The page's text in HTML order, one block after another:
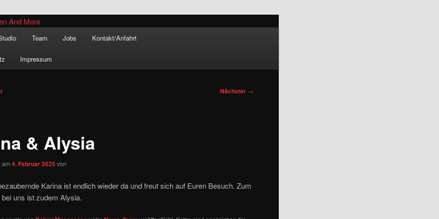
Massagen And
–
Team Jobs Kontakt/Anfahrt
Impressum
Nächster →
& Alysia
am4. Februar 2025 von
Karina ist endlich wieder da und freut sich auf Euren Besuch. Zum
uns ist zudem Alysia.